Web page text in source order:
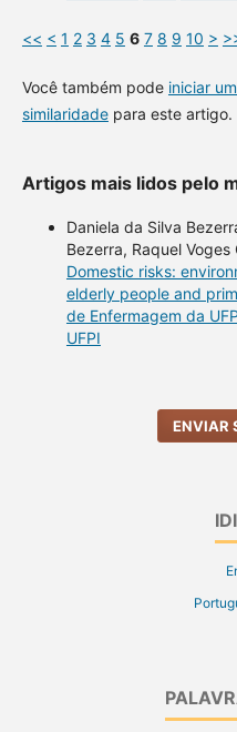
<< < 1 2 3 4 5 6 7 8 9 10 >
Você também pode iniciar
similaridadepara este artigo.
Artigos mais lidos pelo
Daniela da Silva
Bezerra, Raquel
Domestic risks:
elderly people and
de Enfermagem da
UFPI
ENVIAR